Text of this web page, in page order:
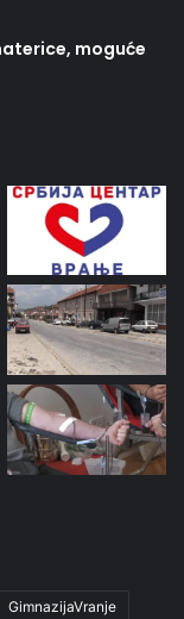
moguće
GimnazijaVranje